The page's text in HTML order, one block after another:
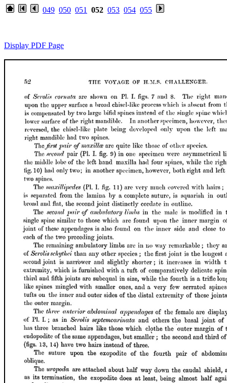
049 050 051 052 053 054 055
Display PDF Page